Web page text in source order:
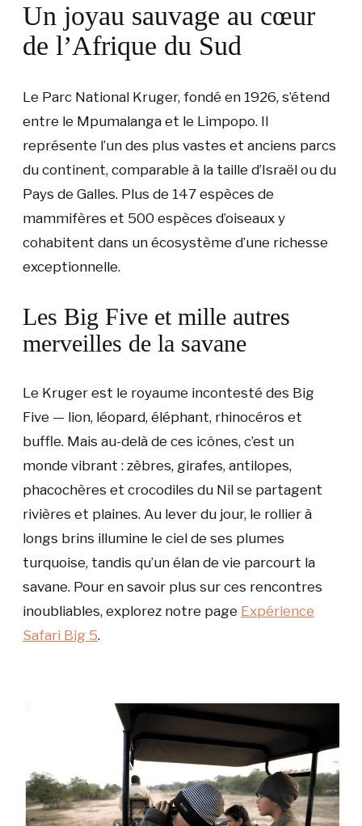
Un joyau sauvage au cœur
de l’Afrique du Sud
Le Parc National Kruger, fondé en 1926, s’étend
entre le Mpumalanga et le Limpopo. Il
représente l’un des plus vastes et anciens parcs
du continent, comparable à la taille d’Israël ou du
Pays de Galles. Plus de 147 espèces de
mammifères et 500 espèces d’oiseaux y
cohabitent dans un écosystème d’une richesse
exceptionnelle.
Les Big Five et mille autres
merveilles de la savane
Le Kruger est le royaume incontesté des Big
Five — lion, léopard, éléphant, rhinocéros et
buffle. Mais au-delà de ces icônes, c’est un
monde vibrant : zèbres, girafes, antilopes,
phacochères et crocodiles du Nil se partagent
rivières et plaines. Au lever du jour, le rollier à
longs brins illumine le ciel de ses plumes
turquoise, tandis qu’un élan de vie parcourt la
savane. Pour en savoir plus sur ces rencontres
inoubliables, explorez notre page Expérience
Safari Big 5.